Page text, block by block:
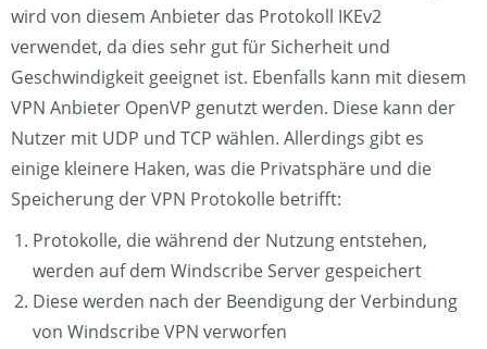
wird von diesem Anbieter das Protokoll IKEv2
verwendet, da dies sehr gut für Sicherheit und
Geschwindigkeit geeignet ist. Ebenfalls kann mit diesem
VPN Anbieter OpenVP genutzt werden. Diese kann der
Nutzer mit UDP und TCP wählen. Allerdings gibt es
einige kleinere Haken, was die Privatsphäre und die
Speicherung der VPN Protokolle betrifft:
Protokolle, die während der Nutzung entstehen,
werden auf dem Windscribe Server gespeichert
Diese werden nach der Beendigung der Verbindung
von Windscribe VPN verworfen